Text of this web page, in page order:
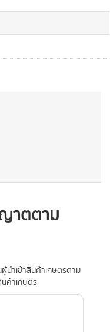
ญาตตาม
นำเข้าสินค้าเกษตรตาม
ค้าเกษตร